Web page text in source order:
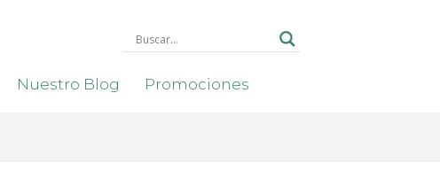
Nuestro Blog Promociones